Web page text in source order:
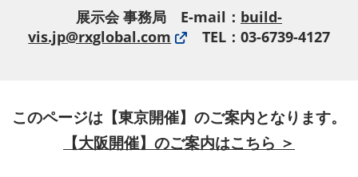
展示会 事務局 E-mail： build-
vis.jp@rxglobal.com
TEL：03-6739-4127
このページは【東京開催】のご案内となります。
【大阪開催】のご案内はこちら ＞